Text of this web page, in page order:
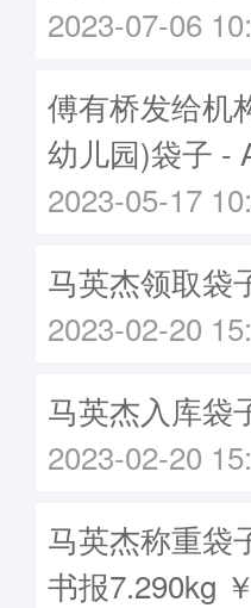
2023-07-06
傅有桥发给机
幼儿园)袋子 -
2023-05-17
马英杰领取袋
2023-02-20
马英杰入库袋
2023-02-20
马英杰称重袋
书报7.290kg